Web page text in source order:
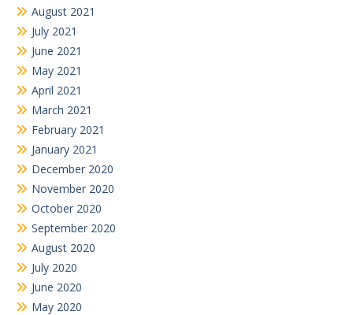
August 2021
July 2021
June 2021
May 2021
April 2021
March 2021
February 2021
January 2021
December 2020
November 2020
October 2020
September 2020
August 2020
July 2020
June 2020
May 2020